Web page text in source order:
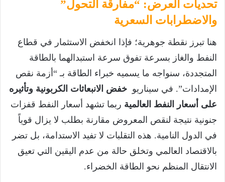
تحديات العرض: “مفارقة التحول”
والاضطرابات السعرية
هنا تبرز نقطة جوهرية؛ فإذا انخفض الاستثمار في قطاع
النفط والغاز بسرعة تفوق سرعة استبدالهما بالطاقة
المتجددة، سنواجه ما يسميه خبراء الطاقة بـ “أزمة نقص
الإمدادات”. في سيناريو خفض الانبعاثات الكربونية وتأثيره
على أسعار النفط العالمية ربما تشهد أسعار النفط قفزات
جنونية نتيجة لنقص المعروض مقارنة بطلب لا يزال قوياً
في الدول النامية. هذه التقلبات لا تفيد الاستدامة، بل تضر
بالاقتصاد العالمي وتخلق حالة من عدم اليقين التي تعيق
الانتقال المنظم نحو الطاقة الخضراء.